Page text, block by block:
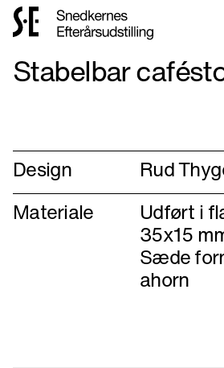
til
forsiden
Stabelbar
Design
Rud
Materiale
Udført i
35x15
Sæde
ahorn